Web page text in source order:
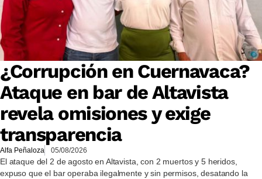
¿Corrupción en Cuernavaca?
Ataque en bar de Altavista
revela omisiones y exige
transparencia
Alfa Peñaloza 05/08/2026
El ataque del 2 de agosto en Altavista, con 2 muertos y 5 heridos,
expuso que el bar operaba ilegalmente y sin permisos, desatando la